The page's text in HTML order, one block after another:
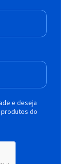
e deseja
do